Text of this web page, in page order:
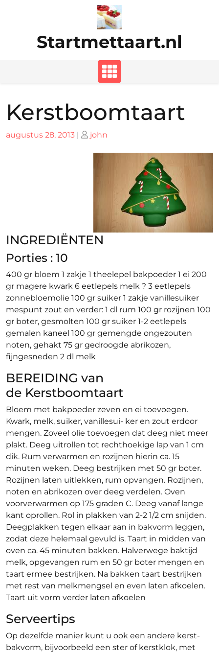
Startmettaart.nl
Kerstboomtaart
Geplaatst
augustus 28, 2013 | Geplaatst
john
INGREDIËNTEN
Porties : 10
400 gr bloem 1 zakje 1 theelepel bakpoeder 1 ei 200
gr magere kwark 6 eetlepels melk ? 3 eetlepels
zonnebloemolie 100 gr suiker 1 zakje vanillesuiker
mespunt zout en verder: 1 dl rum 100 gr rozijnen 100
gr boter, gesmolten 100 gr suiker 1-2 eetlepels
gemalen kaneel 100 gr gemengde ongezouten
noten, gehakt 75 gr gedroogde abrikozen,
fijngesneden 2 dl melk
BEREIDING van
de Kerstboomtaart
Bloem met bakpoeder zeven en ei toevoegen.
Kwark, melk, suiker, vanillesui- ker en zout erdoor
mengen. Zoveel olie toevoegen dat deeg niet meer
plakt. Deeg uitrollen tot rechthoekige lap van 1 cm
dik. Rum verwarmen en rozijnen hierin ca. 15
minuten weken. Deeg bestrijken met 50 gr boter.
Rozijnen laten uitlekken, rum opvangen. Rozijnen,
noten en abrikozen over deeg verdelen. Oven
voorverwarmen op 175 graden C. Deeg vanaf lange
kant oprollen. Rol in plakken van 2-2 1/2 cm snijden.
Deegplakken tegen elkaar aan in bakvorm leggen,
zodat deze helemaal gevuld is. Taart in midden van
oven ca. 45 minuten bakken. Halverwege baktijd
melk, opgevangen rum en 50 gr boter mengen en
taart ermee bestrijken. Na bakken taart bestrijken
met rest van melkmengsel en even laten afkoelen.
Taart uit vorm verder laten afkoelen
Serveertips
Op dezelfde manier kunt u ook een andere kerst-
bakvorm, bijvoorbeeld een ster of kerstklok, met